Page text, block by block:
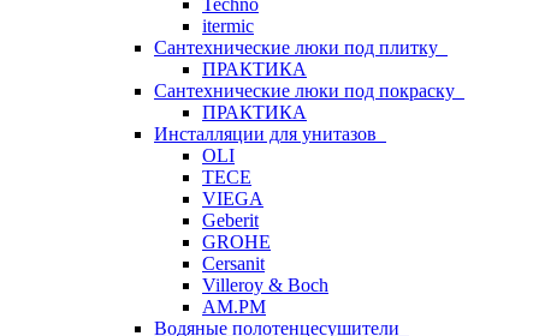
Techno
itermic
Сантехнические люки под плитку
ПРАКТИКА
Сантехнические люки под покраску
ПРАКТИКА
Инсталляции для унитазов
OLI
TECE
VIEGA
Geberit
GROHE
Cersanit
Villeroy & Boch
AM.PM
Водяные полотенцесушители